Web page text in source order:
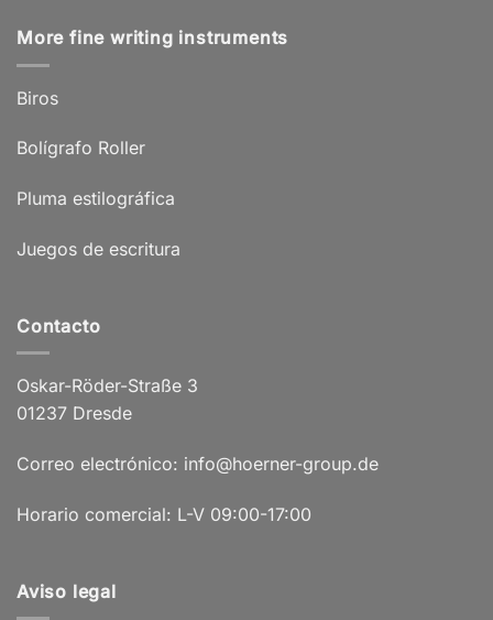
More fine writing instruments
Biros
Bolígrafo Roller
Pluma estilográfica
Juegos de escritura
Contacto
Oskar-Röder-Straße 3
01237 Dresde
Correo electrónico: info@hoerner-group.de
Horario comercial: L-V 09:00-17:00
Aviso legal